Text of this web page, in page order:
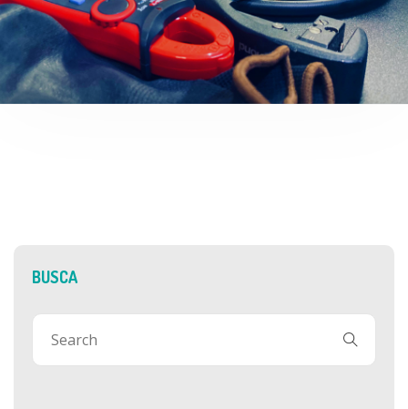
BUSCA